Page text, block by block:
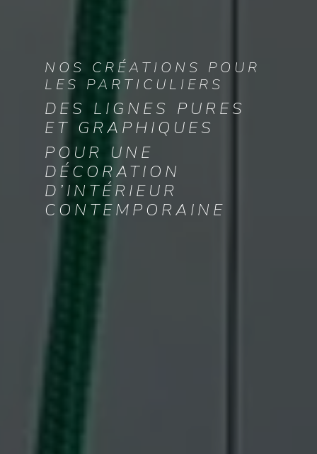
NOS CRÉATIONS POUR
LES PARTICULIERS
DES LIGNES PURES
ET GRAPHIQUES
POUR UNE
DÉCORATION
D’INTÉRIEUR
CONTEMPORAINE